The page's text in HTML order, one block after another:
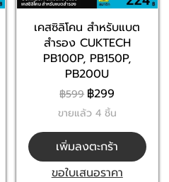
เคสซิลิโคน สำหรับแบต
สำรอง CUKTECH
PB100P, PB150P,
PB200U
฿599 ฿299
ขายแล้ว 4 ชิ้น
เพิ่มลงตะกร้า
ขอใบเสนอราคา